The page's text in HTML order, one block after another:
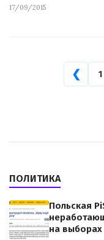
17/09/2015
❮ 1
ПОЛИТИКА
Польская
на выборах